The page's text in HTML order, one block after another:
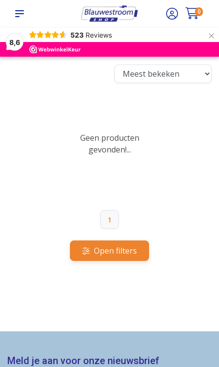
8,6
523 Reviews ×
0
Geen producten
gevonden!...
1
Open filters
Meld je aan voor onze nieuwsbrief